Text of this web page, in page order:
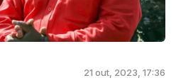
21 out, 2023, 17:36